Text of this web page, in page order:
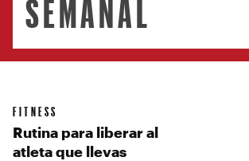
SEMANAL
FITNESS
Rutina para liberar al
atleta que llevas